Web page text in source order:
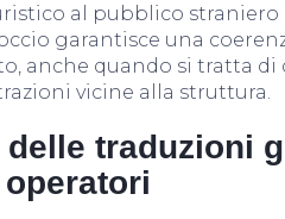
al pubblico
garantisce una
anche quando si tratta
vicine alla struttura.
traduzioni